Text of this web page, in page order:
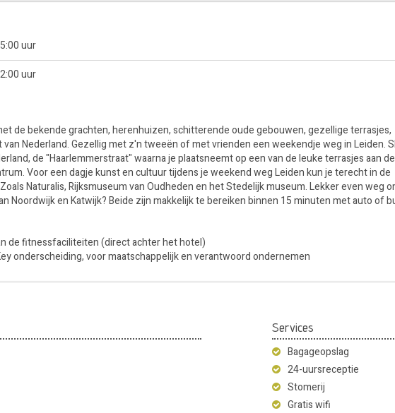
uur
uur
de bekende grachten, herenhuizen, schitterende oude gebouwen, gezellige terrasjes,
Nederland. Gezellig met z'n tweeën of met vrienden een weekendje weg in Leiden.
de "Haarlemmerstraat" waarna je plaatsneemt op een van de leuke terrasjes aan de
Voor een dagje kunst en cultuur tijdens je weekend weg Leiden kun je terecht in de
Naturalis, Rijksmuseum van Oudheden en het Stedelijk museum. Lekker even weg
Noordwijk en Katwijk? Beide zijn makkelijk te bereiken binnen 15 minuten met auto of
de fitnessfaciliteiten (direct achter het hotel)
onderscheiding, voor maatschappelijk en verantwoord ondernemen
Services
Bagageopslag
24-uursreceptie
Stomerij
Gratis wifi